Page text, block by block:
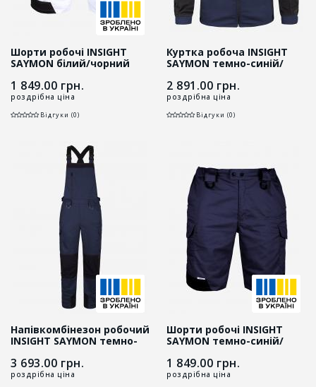
Шорти робочі INSIGHT
SAYMON білий/чорний
1 849.00 грн.
роздрібна ціна
Відгуки (0)
Куртка робоча INSIGHT
SAYMON темно-синій/
2 891.00 грн.
роздрібна ціна
Відгуки (0)
Напівкомбінезон робочий
INSIGHT SAYMON темно-
3 693.00 грн.
роздрібна ціна
Шорти робочі INSIGHT
SAYMON темно-синій/
1 849.00 грн.
роздрібна ціна